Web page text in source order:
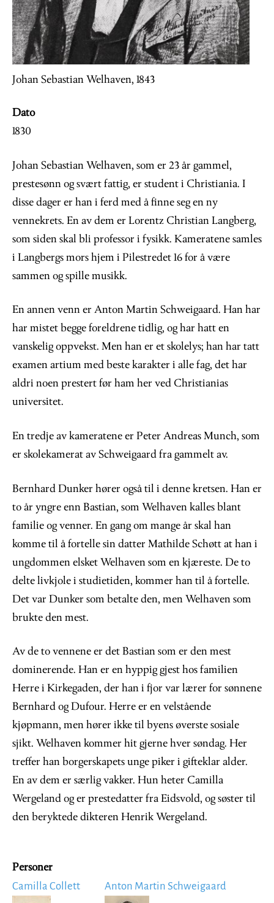
Johan Sebastian Welhaven, 1843
Dato
1830
Johan Sebastian Welhaven, som er 23 år gammel,
prestesønn og svært fattig, er student i Christiania. I
disse dager er han i ferd med å finne seg en ny
vennekrets. En av dem er Lorentz Christian Langberg,
som siden skal bli professor i fysikk. Kameratene samles
i Langbergs mors hjem i Pilestredet 16 for å være
sammen og spille musikk.
En annen venn er Anton Martin Schweigaard. Han har
har mistet begge foreldrene tidlig, og har hatt en
vanskelig oppvekst. Men han er et skolelys; han har tatt
examen artium med beste karakter i alle fag, det har
aldri noen prestert før ham her ved Christianias
universitet.
En tredje av kameratene er Peter Andreas Munch, som
er skolekamerat av Schweigaard fra gammelt av.
Bernhard Dunker hører også til i denne kretsen. Han er
to år yngre enn Bastian, som Welhaven kalles blant
familie og venner. En gang om mange år skal han
komme til å fortelle sin datter Mathilde Schøtt at han i
ungdommen elsket Welhaven som en kjæreste. De to
delte livkjole i studietiden, kommer han til å fortelle.
Det var Dunker som betalte den, men Welhaven som
brukte den mest.
Av de to vennene er det Bastian som er den mest
dominerende. Han er en hyppig gjest hos familien
Herre i Kirkegaden, der han i fjor var lærer for sønnene
Bernhard og Dufour. Herre er en velstående
kjøpmann, men hører ikke til byens øverste sosiale
sjikt. Welhaven kommer hit gjerne hver søndag. Her
treffer han borgerskapets unge piker i gifteklar alder.
En av dem er særlig vakker. Hun heter Camilla
Wergeland og er prestedatter fra Eidsvold, og søster til
den beryktede dikteren Henrik Wergeland.
Personer
Camilla Collett
Anton Martin Schweigaard